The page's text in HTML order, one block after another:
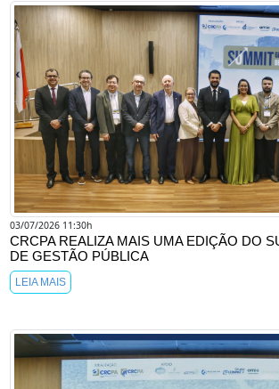
03/07/2026 11:30h
CRCPA REALIZA MAIS UMA EDIÇÃO DO
DE GESTÃO PÚBLICA
LEIA MAIS